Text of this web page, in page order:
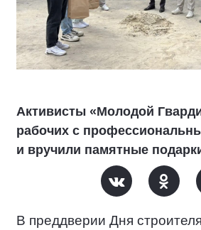
Активисты «Молодой
рабочих с
и вручили памятные
В преддверии Дня